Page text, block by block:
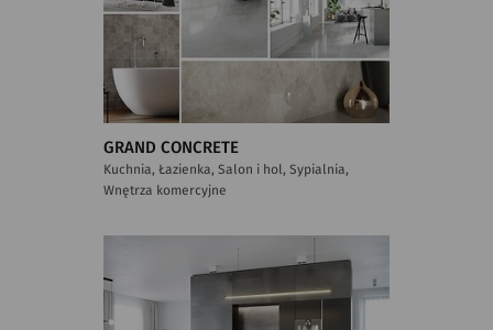
GRAND CONCRETE
Kuchnia, Łazienka, Salon i hol, Sypialnia,
Wnętrza komercyjne